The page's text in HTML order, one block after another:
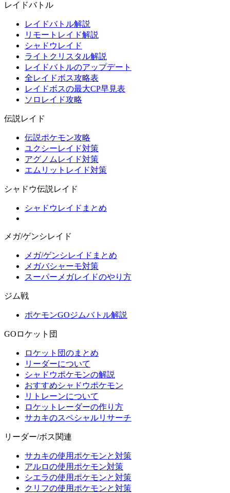
レイドバトル
レイドバトル解説
リモートレイド解説
シャドウレイド
ライトクリスタル解説
レイドバトルのアップデート
全レイドボス攻略表
レイドボスの最大CP早見表
ソロレイド攻略
伝説レイド
伝説ポケモン攻略
ユクシーレイド対策
アグノムレイド対策
エムリットレイド対策
シャドウ伝説レイド
シャドウレイドまとめ
メガ/ゲンシレイド
メガ/ゲンシレイドまとめ
メガバシャーモ対策
スーパーメガレイドのやり方
ジム戦
ポケモンGOジムバトル解説
GOロケット団
ロケット団のまとめ
リーダーについて
シャドウポケモンの解説
おすすめシャドウポケモン
リトレーンについて
ロケットレーダーの作り方
サカキのスペシャルリサーチ
リーダー/ボス関連
サカキの使用ポケモンと対策
アルロの使用ポケモン対策
シエラの使用ポケモンと対策
クリフの使用ポケモンと対策